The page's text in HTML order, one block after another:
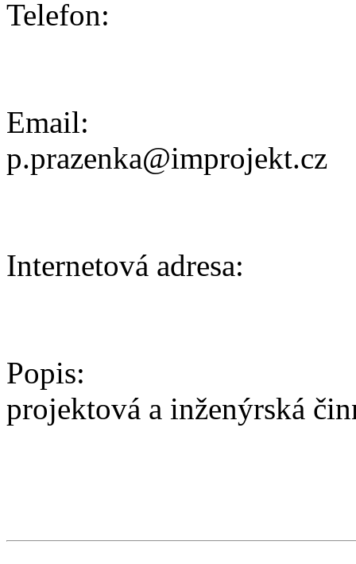
Telefon:
Email:
p.prazenka@improjekt.cz
Internetová adresa:
Popis:
projektová a inženýrská